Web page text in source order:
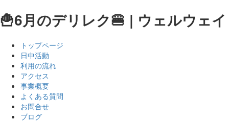
🍟6月のデリレク🍔 | ウェルウェイ
トップページ
日中活動
利用の流れ
アクセス
事業概要
よくある質問
お問合せ
ブログ